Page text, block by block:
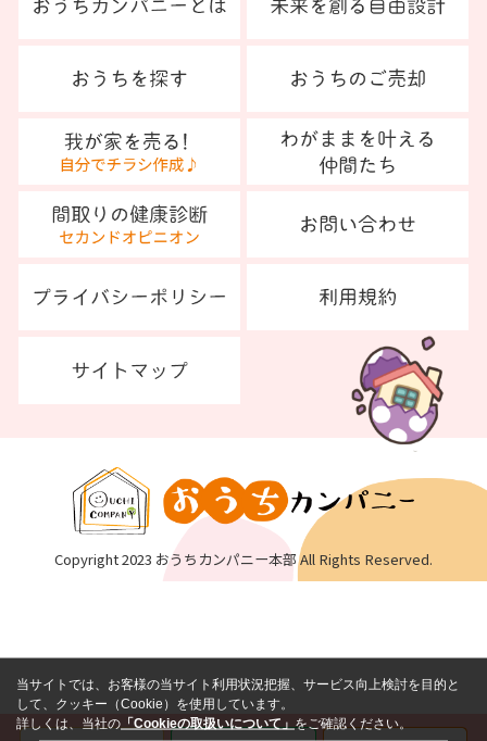
Copyright 2023 おうちカンパニー本部 All Rights Reserved.
当サイトでは、お客様の当サイト利用状況把握、サービス向上検討を目的と
して、クッキー（Cookie）を使用しています。
詳しくは、当社の 「Cookieの取扱いについて」をご確認ください。